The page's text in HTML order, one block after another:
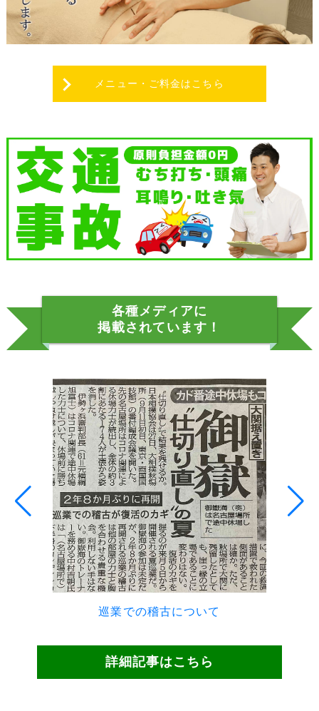
メニュー・ご料金はこちら
各種メディアに
掲載されています！
巡業での稽古について
詳細記事はこちら